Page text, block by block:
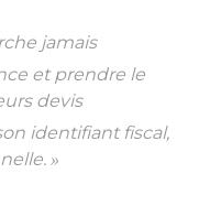
jamais
et prendre le
devis
identifiant fiscal,
»